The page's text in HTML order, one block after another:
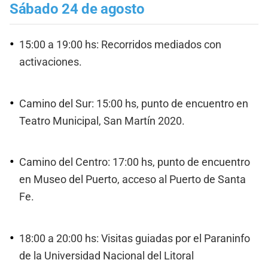
Sábado 24 de agosto
15:00 a 19:00 hs: Recorridos mediados con
activaciones.
Camino del Sur: 15:00 hs, punto de encuentro en
Teatro Municipal, San Martín 2020.
Camino del Centro: 17:00 hs, punto de encuentro
en Museo del Puerto, acceso al Puerto de Santa
Fe.
18:00 a 20:00 hs: Visitas guiadas por el Paraninfo
de la Universidad Nacional del Litoral